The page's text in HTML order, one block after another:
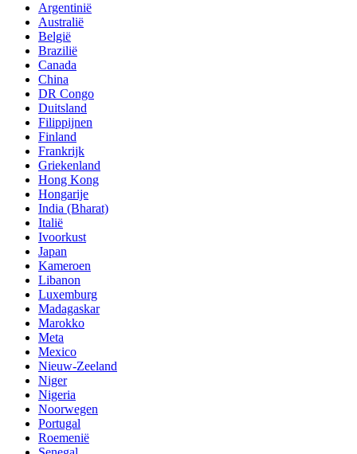
Argentinië
Australië
België
Brazilië
Canada
China
DR Congo
Duitsland
Filippijnen
Finland
Frankrijk
Griekenland
Hong Kong
Hongarije
India (Bharat)
Italië
Ivoorkust
Japan
Kameroen
Libanon
Luxemburg
Madagaskar
Marokko
Meta
Mexico
Nieuw-Zeeland
Niger
Nigeria
Noorwegen
Portugal
Roemenië